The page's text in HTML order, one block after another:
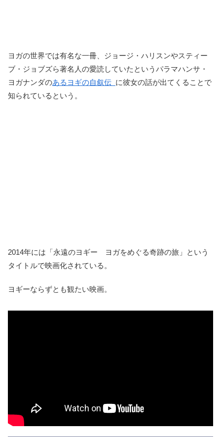
ヨガの世界では有名な一冊、ジョージ・ハリスンやスティー
ブ・ジョブズら著名人の愛読していたというパラマハンサ・
ヨガナンダのあるヨギの自叙伝 に彼女の話が出てくることで
知られているという。
2014年には「永遠のヨギー ヨガをめぐる奇跡の旅」という
タイトルで映画化されている。
ヨギーならずとも観たい映画。